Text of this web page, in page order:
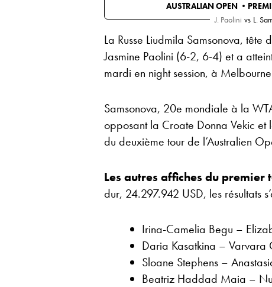
AUSTRALIAN OPEN •
J. Paolini vs L.
La Russe Liudmila Samsonova,
Jasmine Paolini (6-2, 6-4) et a
mardi en night session, à
Samsonova, 20e mondiale à la
opposant la Croate Donna Vekic et
du deuxième tour de l’Australien
Les autres affiches du premier
dur, 24.297.942 USD, les résultats
Irina-Camelia Begu –
Daria Kasatkina –
Sloane Stephens –
Beatriz Haddad Maia –